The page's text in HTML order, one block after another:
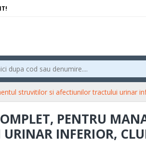
struvitilor si afectiunilor tractului urinar
PENTRU
URINAR INFERIOR,